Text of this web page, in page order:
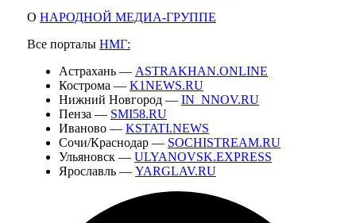
О НАРОДНОЙ МЕДИА-ГРУППЕ
Все порталы НМГ:
Астрахань — ASTRAKHAN.ONLINE
Кострома — K1NEWS.RU
Нижний Новгород — IN_NNOV.RU
Пенза — SMI58.RU
Иваново — KSTATI.NEWS
Сочи/Краснодар — SOCHISTREAM.RU
Ульяновск — ULYANOVSK.EXPRESS
Ярославль — YARGLAV.RU